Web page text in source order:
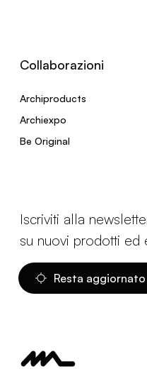
Collaborazioni
Archiproducts
Archiexpo
Be Original
Iscriviti alla
su nuovi prodotti ed
Resta aggiornato